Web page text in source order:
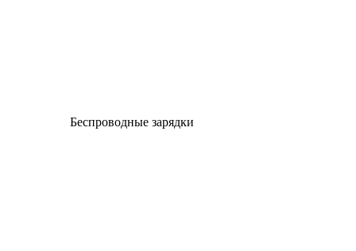
Беспроводные зарядки